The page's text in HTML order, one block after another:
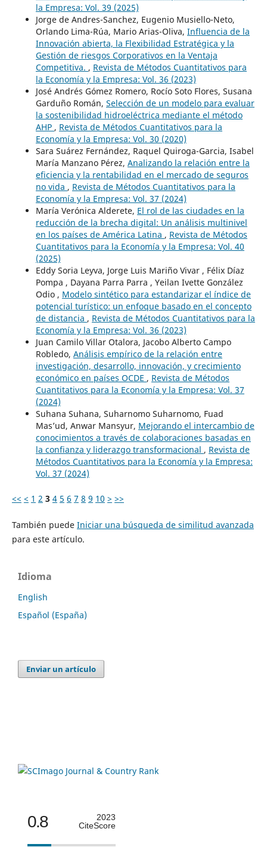
la Empresa: Vol. 39 (2025)
Jorge de Andres-Sanchez, Eugenio Musiello-Neto,
Orlando Lima-Rúa, Mario Arias-Oliva, Influencia de la
Innovación abierta, la Flexibilidad Estratégica y la
Gestión de riesgos Corporativos en la Ventaja
Competitiva. , Revista de Métodos Cuantitativos para
la Economía y la Empresa: Vol. 36 (2023)
José Andrés Gómez Romero, Rocío Soto Flores, Susana
Garduño Román, Selección de un modelo para evaluar
la sostenibilidad hidroeléctrica mediante el método
AHP , Revista de Métodos Cuantitativos para la
Economía y la Empresa: Vol. 30 (2020)
Sara Suárez Fernández, Raquel Quiroga-Garcia, Isabel
María Manzano Pérez, Analizando la relación entre la
eficiencia y la rentabilidad en el mercado de seguros
no vida , Revista de Métodos Cuantitativos para la
Economía y la Empresa: Vol. 37 (2024)
María Verónica Alderete, El rol de las ciudades en la
reducción de la brecha digital: Un análisis multinivel
en los países de América Latina , Revista de Métodos
Cuantitativos para la Economía y la Empresa: Vol. 40
(2025)
Eddy Soria Leyva, Jorge Luis Mariño Vivar , Félix Díaz
Pompa , Dayana Parra Parra , Yeilan Ivette González
Odio , Modelo sintético para estandarizar el índice de
potencial turístico: un enfoque basado en el concepto
de distancia , Revista de Métodos Cuantitativos para la
Economía y la Empresa: Vol. 36 (2023)
Juan Camilo Villar Otalora, Jacobo Alberto Campo
Robledo, Análisis empírico de la relación entre
investigación, desarrollo, innovación, y crecimiento
económico en países OCDE , Revista de Métodos
Cuantitativos para la Economía y la Empresa: Vol. 37
(2024)
Suhana Suhana, Suharnomo Suharnomo, Fuad
Mas’ud, Anwar Mansyur, Mejorando el intercambio de
conocimientos a través de colaboraciones basadas en
la confianza y liderazgo transformacional , Revista de
Métodos Cuantitativos para la Economía y la Empresa:
Vol. 37 (2024)
<< < 1 2 3 4 5 6 7 8 9 10 > >>
También puede Iniciar una búsqueda de similitud avanzada
para este artículo.
Idioma
English
Español (España)
Enviar un artículo
0.8
2023
CiteScore